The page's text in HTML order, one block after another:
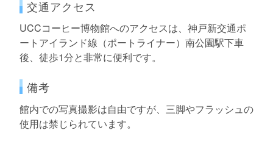
交通アクセス
UCCコーヒー博物館へのアクセスは、神戸新交通ポ
ートアイランド線（ポートライナー）南公園駅下車
後、徒歩1分と非常に便利です。
備考
館内での写真撮影は自由ですが、三脚やフラッシュの
使用は禁じられています。